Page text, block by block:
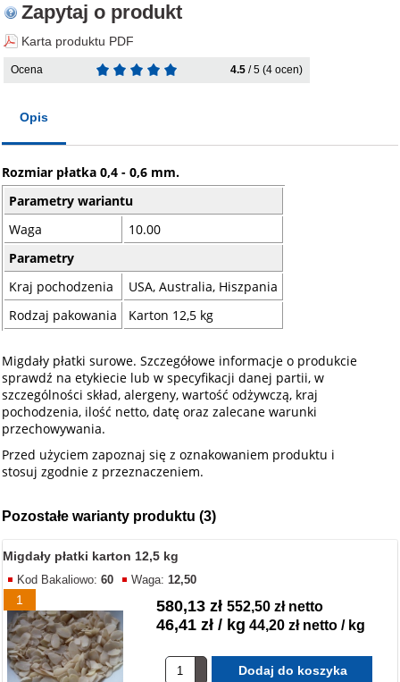
Zapytaj o produkt
Karta produktu PDF
Ocena 4.5 / 5 (4 ocen)
Opis
Rozmiar płatka 0,4 - 0,6 mm.
Parametry wariantu
Waga
10.00
Parametry
Kraj pochodzenia
USA, Australia, Hiszpania
Rodzaj pakowania
Karton 12,5 kg
Migdały płatki surowe. Szczegółowe informacje o produkcie
sprawdź na etykiecie lub w specyfikacji danej partii, w
szczególności skład, alergeny, wartość odżywczą, kraj
pochodzenia, ilość netto, datę oraz zalecane warunki
przechowywania.
Przed użyciem zapoznaj się z oznakowaniem produktu i
stosuj zgodnie z przeznaczeniem.
Pozostałe warianty produktu (3)
1
Migdały płatki karton 12,5 kg
Kod Bakaliowo:60 Waga: 12,50
580,13 zł 552,50 zł netto
46,41 zł / kg 44,20 zł netto / kg